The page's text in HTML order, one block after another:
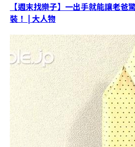
【週末找樂子】一出手就能讓老爸
裝！ | 大人物